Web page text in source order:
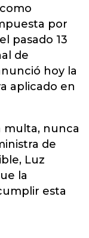
por
pasado 13
de
hoy la
aplicado en
multa, nunca
de
Luz
la
esta